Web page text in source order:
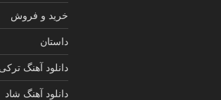
خرید و فروش
داستان
دانلود آهنگ
دانلود آهنگ شاد